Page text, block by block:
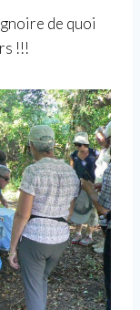
de quoi
!!!